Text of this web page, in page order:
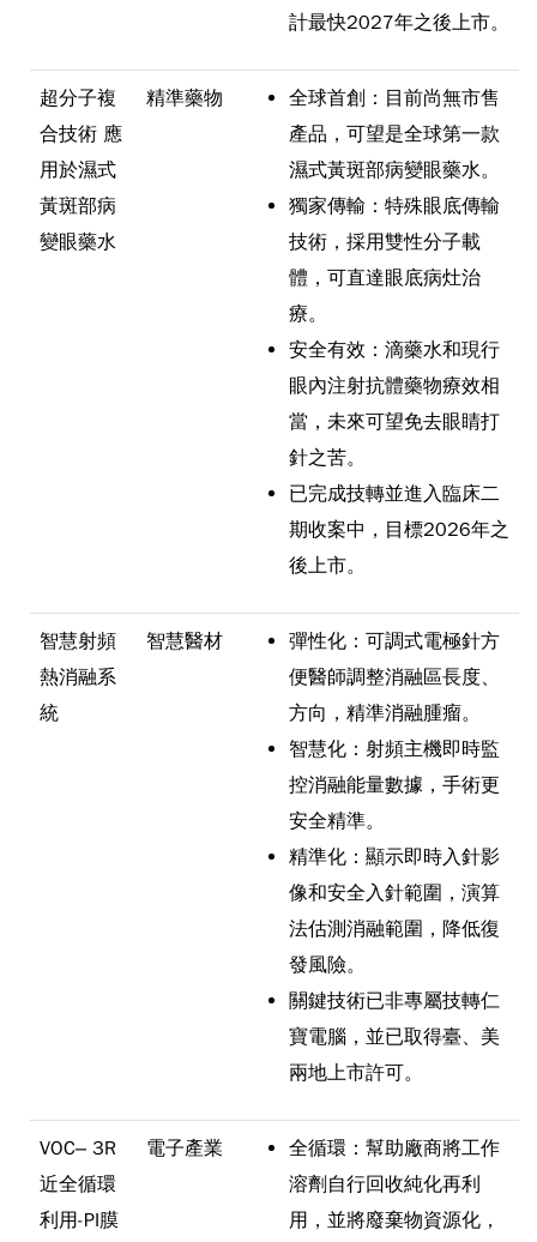
計最快2027年之後上市。
超分子複
合技術 應
用於濕式
黃斑部病
變眼藥水
精準藥物
全球首創：目前尚無市售
產品，可望是全球第一款
濕式黃斑部病變眼藥水。
獨家傳輸：特殊眼底傳輸
技術，採用雙性分子載
體，可直達眼底病灶治
療。
安全有效：滴藥水和現行
眼內注射抗體藥物療效相
當，未來可望免去眼睛打
針之苦。
已完成技轉並進入臨床二
期收案中，目標2026年之
後上市。
智慧射頻
熱消融系
統
智慧醫材
彈性化：可調式電極針方
便醫師調整消融區長度、
方向，精準消融腫瘤。
智慧化：射頻主機即時監
控消融能量數據，手術更
安全精準。
精準化：顯示即時入針影
像和安全入針範圍，演算
法估測消融範圍，降低復
發風險。
關鍵技術已非專屬技轉仁
寶電腦，並已取得臺、美
兩地上市許可。
VOC– 3R
近全循環
利用-PI膜
電子產業
全循環：幫助廠商將工作
溶劑自行回收純化再利
用，並將廢棄物資源化，